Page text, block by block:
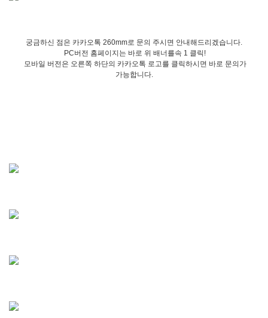
궁금하신 점은 카카오톡 260mm로 문의 주시면 안내해드리겠습니다.
PC버전 홈페이지는 바로 위 배너를속 1 클릭!
모바일 버전은 오른쪽 하단의 카카오톡 로고를 클릭하시면 바로 문의가
가능합니다.